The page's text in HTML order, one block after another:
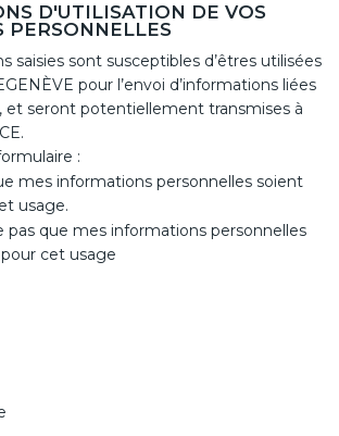
D'UTILISATION DE VOS
PERSONNELLES
saisies sont susceptibles d’êtres utilisées
pour l’envoi d’informations liées
et seront potentiellement transmises à
:
mes informations personnelles soient
usage.
pas que mes informations personnelles
cet usage